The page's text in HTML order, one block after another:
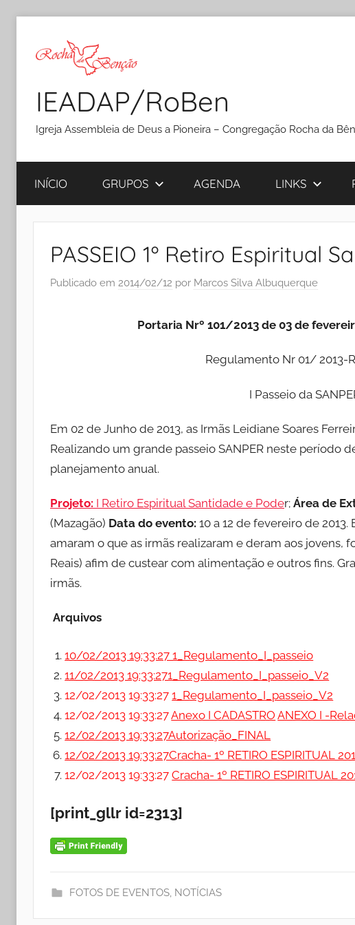
IEADAP/RoBen
Igreja Assembleia de Deus a Pioneira – Congregação Rocha da
INÍCIO GRUPOS AGENDA LINKS
PASSEIO 1º Retiro Espiritual
Publicado em 2014/02/12 por Marcos Silva Albuquerque
Portaria Nrº 101/2013 de 03 de
Regulamento Nr 01/ 2013-
I Passeio da
Em 02 de Junho de 2013, as Irmãs Leidiane Soares
Realizando um grande passeio SANPER neste período
planejamento anual.
Projeto: I Retiro Espiritual Santidade e Poder; Área de
(Mazagão) Data do evento: 10 a 12 de fevereiro de
amaram o que as irmãs realizaram e deram aos jovens,
Reais) afim de custear com alimentação e outros fins.
irmãs.
Arquivos
10/02/2013 19:33:27 1_Regulamento_I_passeio
11/02/2013 19:33:271_Regulamento_I_passeio_V2
12/02/2013 19:33:271_Regulamento_I_passeio_V2
12/02/2013 19:33:27Anexo I CADASTRO ANEXO I -
12/02/2013 19:33:27Autorização_FINAL
12/02/2013 19:33:27Cracha- 1º RETIRO ESPIRITUAL
12/02/2013 19:33:27Cracha- 1º RETIRO ESPIRITUAL
[print_gllr id=2313]
FOTOS DE EVENTOS, NOTÍCIAS